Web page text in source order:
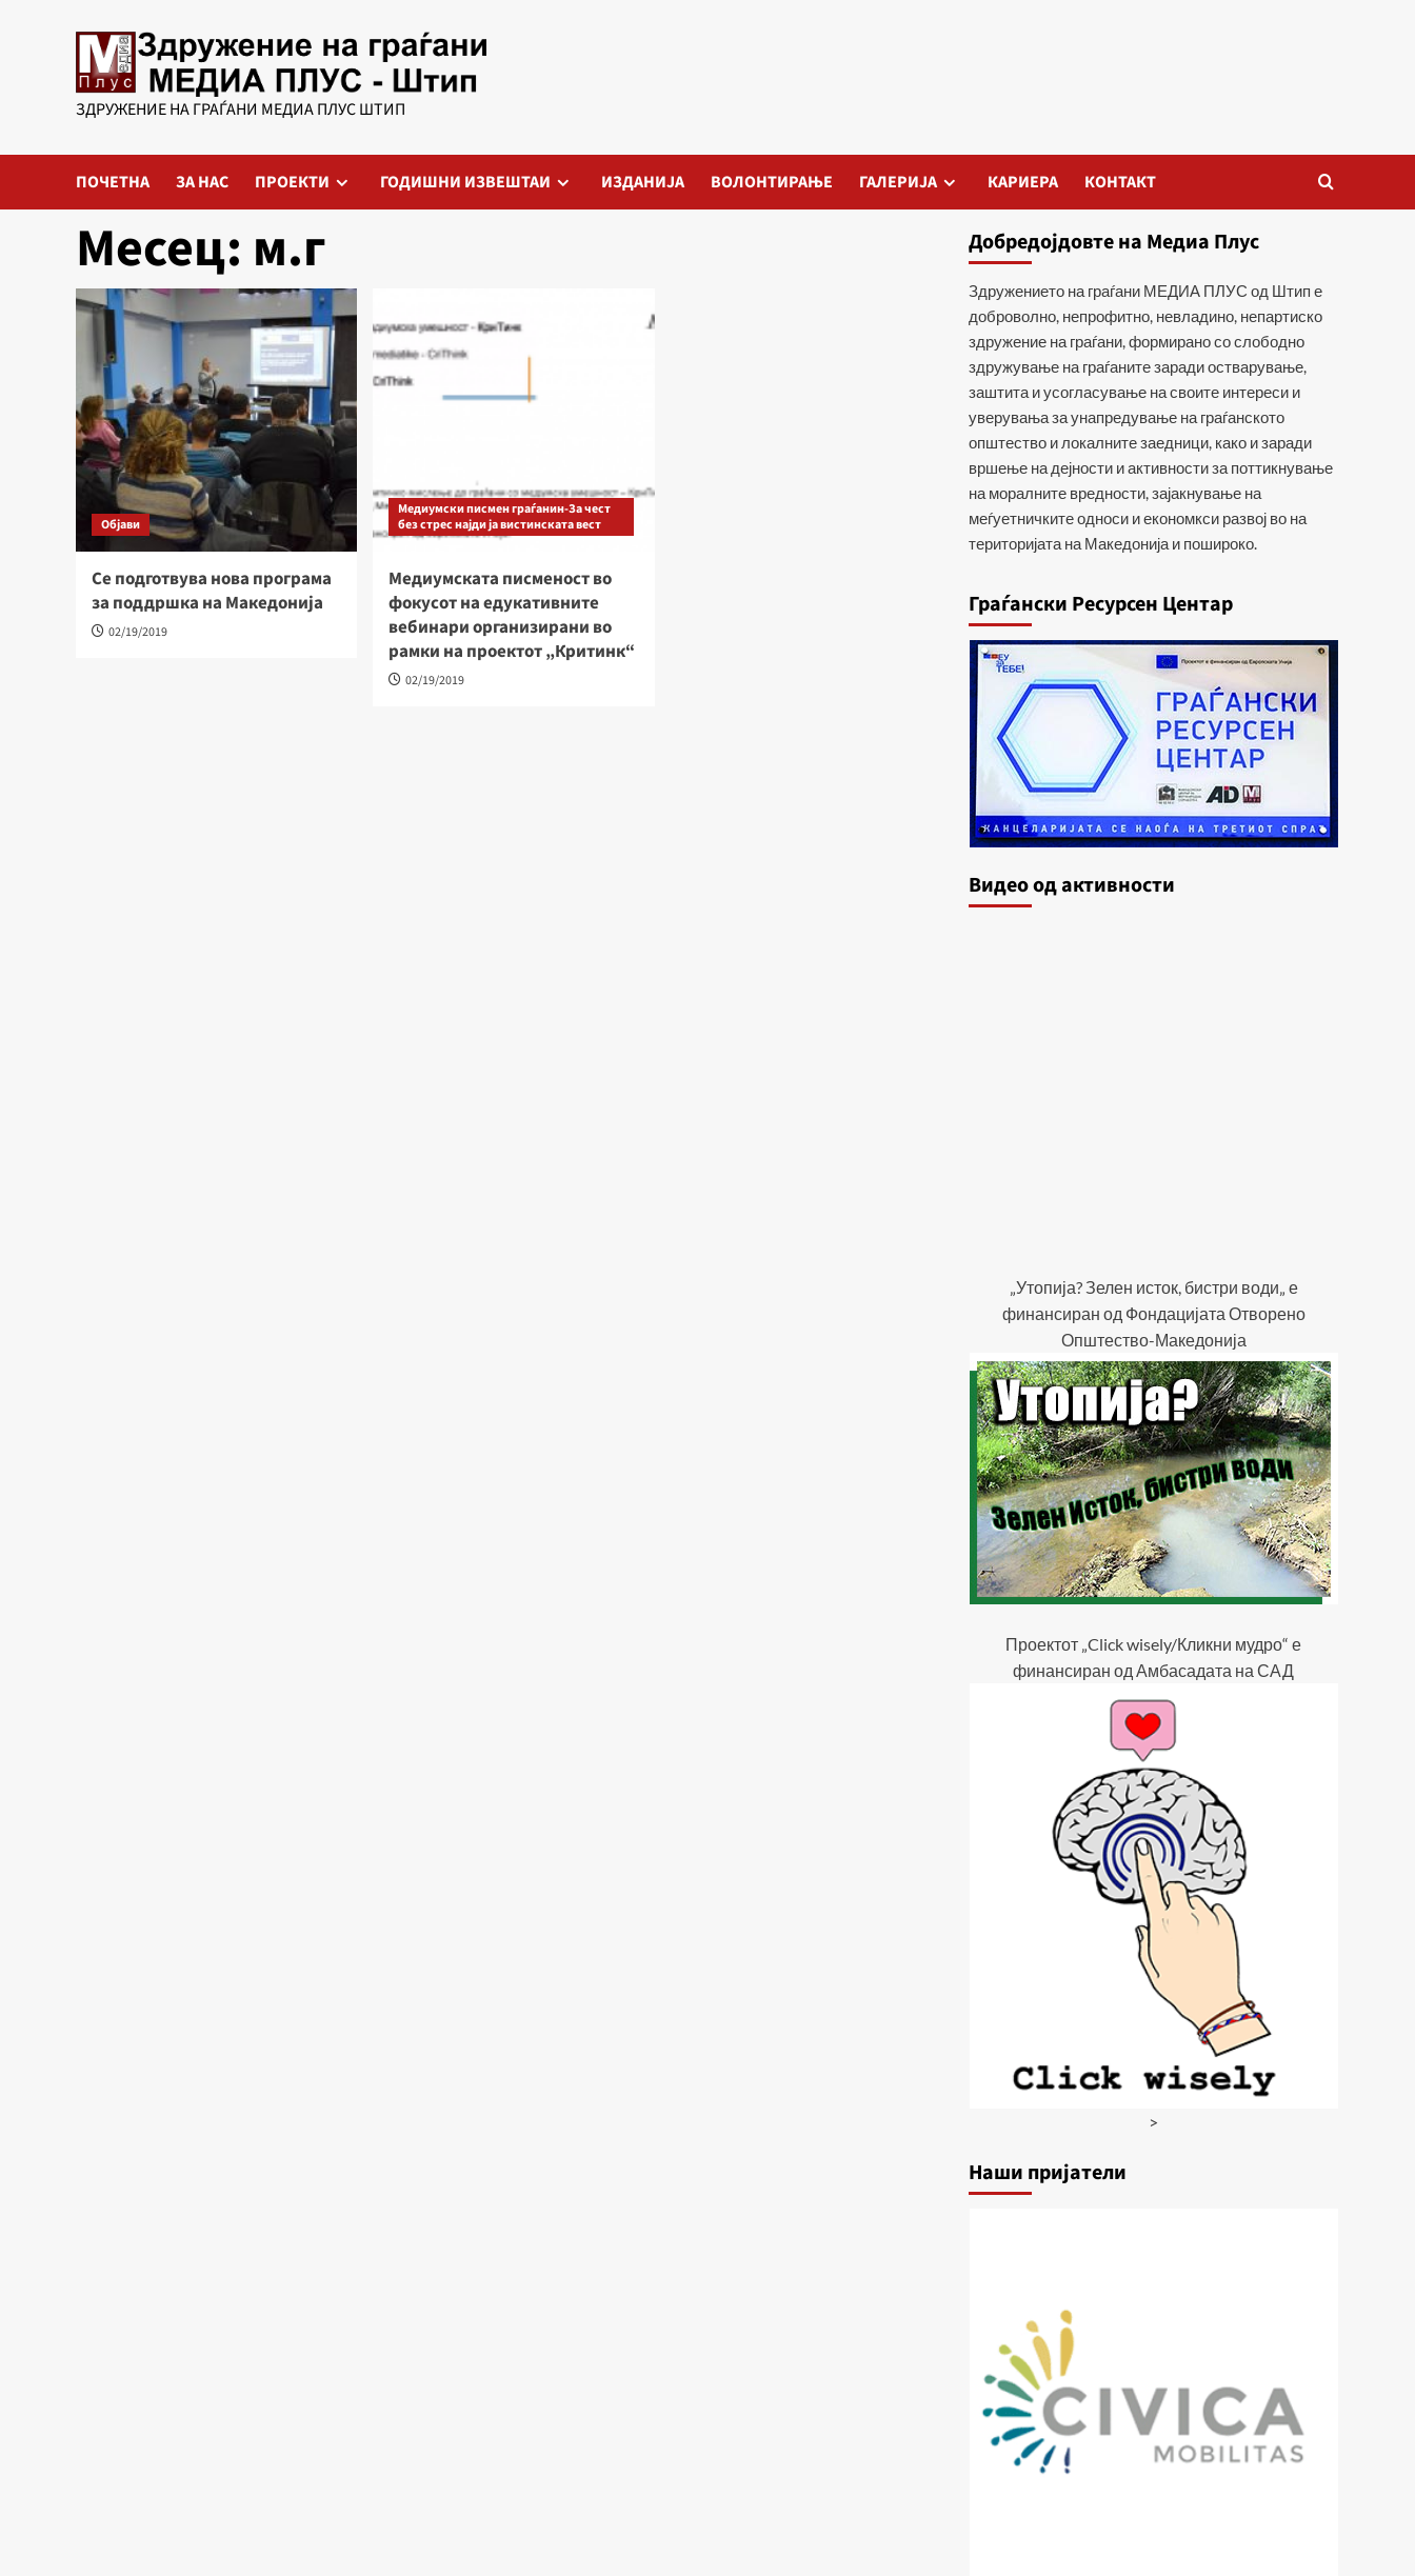
ЗДРУЖЕНИЕ НА ГРАЃАНИ МЕДИА ПЛУС ШТИП
ПОЧЕТНА ЗА НАС ПРОЕКТИ ГОДИШНИ ИЗВЕШТАИ ИЗДАНИЈА ВОЛОНТИРАЊЕ ГАЛЕРИЈА КАРИЕРА КОНТАКТ
Месец: м.г
Објави
Се подготвува нова програма
за поддршка на Македонија
02/19/2019
Медиумски писмен граѓанин-За чест
без стрес најди ја вистинската вест
Медиумската писменост во
фокусот на едукативните
вебинари организирани во
рамки на проектот „Критинк“
02/19/2019
Добредојдовте на Медиа Плус
Здружението на граѓани МЕДИА ПЛУС од Штип е
доброволно, непрофитно, невладино, непартиско
здружение на граѓани, формирано со слободно
здружување на граѓаните заради остварување,
заштита и усогласување на своите интереси и
уверувања за унапредување на граѓанското
општество и локалните заедници, како и заради
вршење на дејности и активности за поттикнување
на моралните вредности, зајакнување на
меѓуетничките односи и економкси развој во на
територијата на Македонија и пошироко.
Граѓански Ресурсен Центар
Видеo од активности
„Утопија? Зелен исток, бистри води„ е
финансиран од Фондацијата Отворено
Општество-Македонија
Проектот „Click wisely/Кликни мудро“ е
финансиран од Амбасадата на САД
>
Наши пријатели